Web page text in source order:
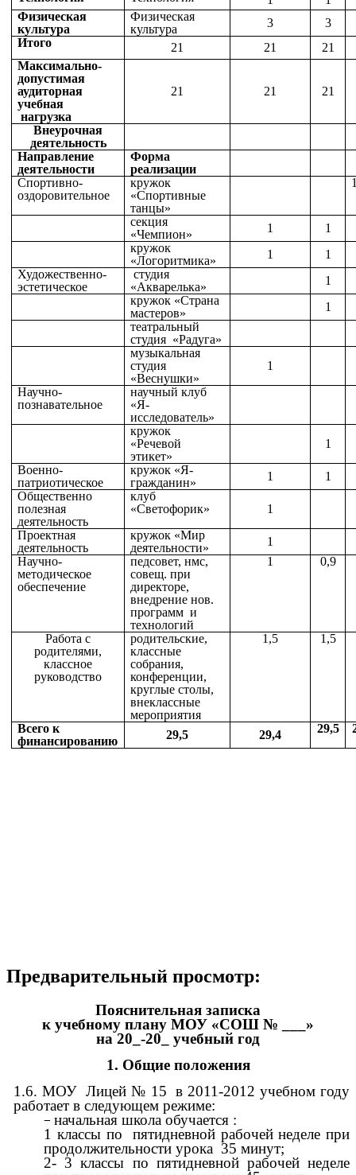
Физическая
культура
Физическая
культура
3
3
Итого
21 21
21
Максимально-
допустимая
аудиторная
учебная
нагрузка
21 21 21
Внеурочная
деятельность
Направление
деятельности
Форма
реализации
Спортивно-
оздоровительное
кружок
«Спортивные
танцы»
секция
«Чемпион»
1
1
кружок
«Логоритмика»
1
1
Художественно-
эстетическое
студия
«Акварелька»
1
кружок «Страна
мастеров»
1
театральный
студия «Радуга»
музыкальная
студия
«Веснушки»
1
Научно-
познавательное
научный клуб
«Я-
исследователь»
кружок
«Речевой
этикет»
1
Военно-
патриотическое
кружок «Я-
гражданин»
1
1
Общественно
полезная
деятельность
клуб
«Светофорик»
1
Проектная
деятельность
кружок «Мир
деятельности»
1
Научно-
методическое
обеспечение
педсовет, нмс,
совещ. при
директоре,
внедрение нов.
программ и
технологий
1 0,9
Работа с
родителями,
классное
руководство
родительские,
классные
собрания,
конференции,
круглые столы,
внеклассные
мероприятия
1,5 1,5
Всего к
финансированию
29,5 29,4 29,5
Предварительный просмотр:
Пояснительная записка
к учебному плану МОУ «СОШ № ___»
на 20_-20_ учебный год
1. Общие положения
1.6. МОУ Лицей № 15 в 2011-2012 учебном году
работает в следующем режиме:
начальная школа обучается :
1 классы по пятидневной рабочей неделе при
продолжительности урока 35 минут;
2- 3 классы по пятидневной рабочей неделе